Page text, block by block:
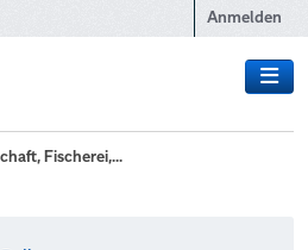
Anmelden
Fischerei,...